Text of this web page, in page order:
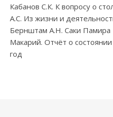
Кабанов С.К. К вопросу о
А.С. Из жизни и
Бернштам А.Н. Саки Памира
Макарий. Отчёт о
год